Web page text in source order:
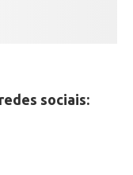
sociais: